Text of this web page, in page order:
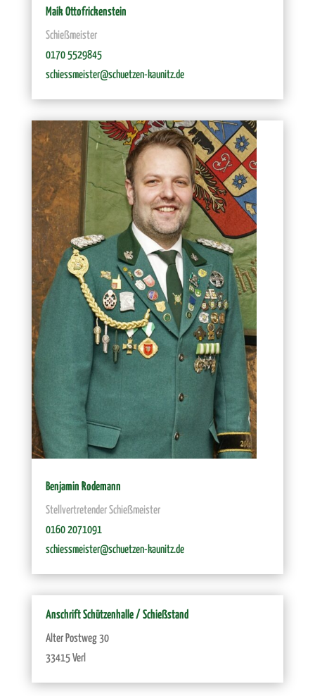
Maik Ottofrickenstein
Schießmeister
0170 5529845
schiessmeister@schuetzen-kaunitz.de
Benjamin Rodemann
Stellvertretender Schießmeister
0160 2071091
schiessmeister@schuetzen-kaunitz.de
Anschrift Schützenhalle / Schießstand
Alter Postweg 30
33415 Verl